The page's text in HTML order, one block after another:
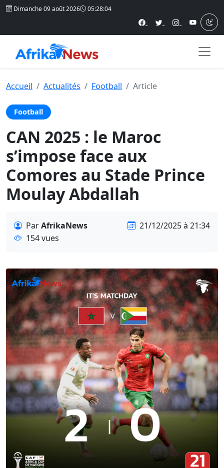
Dimanche 09 août 2026 05:28:04
Accueil Actualités Football Article
Football
CAN 2025 : le Maroc
s’impose face aux
Comores au Stade Prince
Moulay Abdallah
ParAfrikaNews
21/12/2025 à 21:34
154 vues